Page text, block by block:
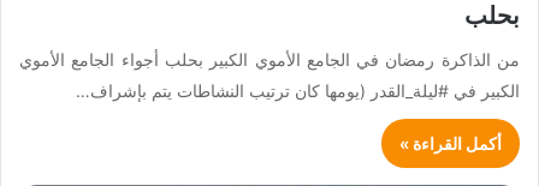
بحلب
من الذاكرة رمضان في الجامع الأموي الكبير بحلب أجواء الجامع الأموي
الكبير في #ليلة_القدر (يومها كان ترتيب النشاطات يتم بإشراف…
أكمل القراءة »